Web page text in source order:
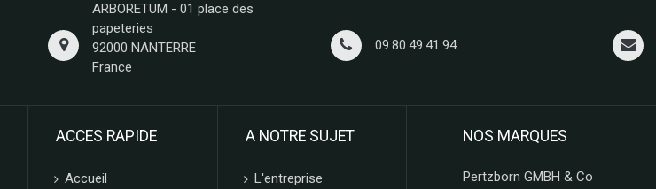
ARBORETUM - 01 place des
papeteries
92000 NANTERRE
France
09.80.49.41.94
ACCES RAPIDE
Accueil
A NOTRE SUJET
L'entreprise
NOS MARQUES
Pertzborn GMBH & Co